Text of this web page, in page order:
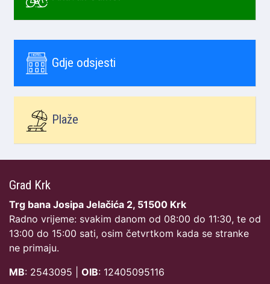
Gdje odsjesti
Plaže
Grad Krk
Trg bana Josipa Jelačića 2, 51500 Krk
Radno vrijeme: svakim danom od 08:00 do 11:30, te od
13:00 do 15:00 sati, osim četvrtkom kada se stranke
ne primaju.
MB: 2543095 | OIB: 12405095116